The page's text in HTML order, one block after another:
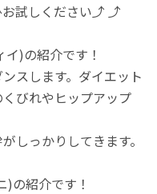
お試しください⤴︎ ⤴︎
)の紹介です！
スします。ダイエット
びれやヒップアップ
しっかりしてきます。
の紹介です！